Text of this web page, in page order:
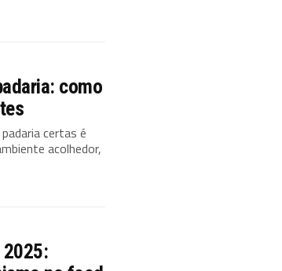
como
certas é
acolhedor,
2025: